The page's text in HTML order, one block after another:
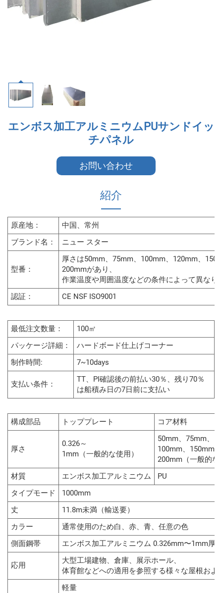
エンボス加工アルミニウムPUサンドイッ
チパネル
お問い合わせ
紹介
原産地：
中国、常州
ブランド名：
ニュー スター
型番：
厚さは50mm、75mm、100mm、120mm、
200mmがあり、
作業温度や周囲温度などの条件によって異なり
認証：
CE NSF ISO9001
最低注文数量：
100㎡
パッケージ詳細：
ハードボード仕上げコーナー
制作時間:
7~10days
支払い条件：
TT、PI確認後の前払い30％、残り70％
は船積み日の7日前に支払い
構成部品 トッププレート コア材料
厚さ
0.326～
1mm（一般的な使用）
50mm、75mm、
100mm、150mm、
200mm（一般的な
材質
エンボス加工アルミニウム
PU
タイプモード
1000mm
丈
11.8m未満（輸送要）
カラー
通常使用のため白、赤、青、任意の色
側面鋼帯
エンボス加工アルミニウム 0.326mm〜1mm厚
応用
大型工場建物、倉庫、展示ホール、
体育館などへの適用を参照する様々な屋根およ
軽量